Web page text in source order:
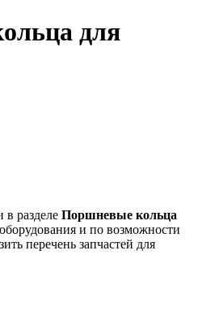
для
в разделе Поршневые кольца
и по возможности
перечень запчастей для